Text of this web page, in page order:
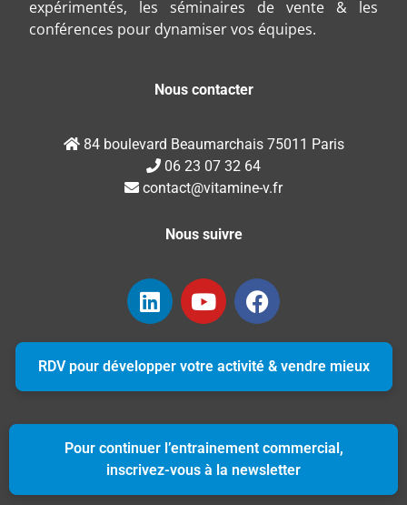
expérimentés, les séminaires de vente & les
conférences pour dynamiser vos équipes.
Nous contacter
84 boulevard Beaumarchais 75011 Paris
06 23 07 32 64
contact@vitamine-v.fr
Nous suivre
RDV pour développer votre activité & vendre mieux
Pour continuer l’entrainement commercial,
inscrivez-vous à la newsletter